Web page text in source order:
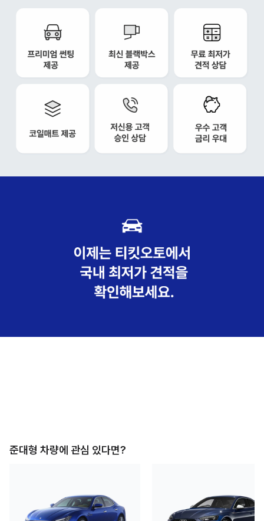
준대형 차량에 관심 있다면?